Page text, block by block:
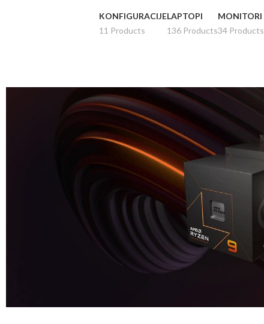
KONFIGURACIJE
11 Products
LAPTOPI
136 Products
MONITORI
34 Products